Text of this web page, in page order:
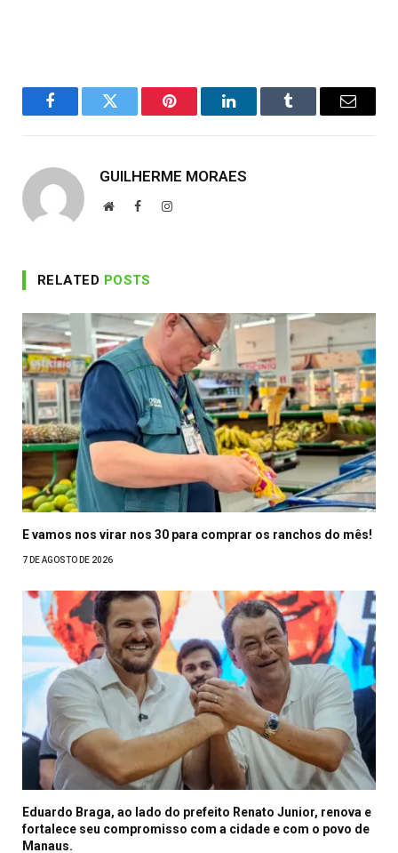
FacebookTwitter Pinterest LinkedInTumblr Email
GUILHERME MORAES
WebsiteFacebookInstagram
RELATED POSTS
E vamos nos virar nos 30 para comprar os ranchos do mês!
7 DE AGOSTO DE 2026
Eduardo Braga, ao lado do prefeito Renato Junior, renova e
fortalece seu compromisso com a cidade e com o povo de
Manaus.